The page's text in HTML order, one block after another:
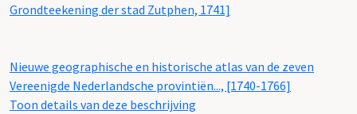
Grondteekening der stad Zutphen, 1741]
Nieuwe geographische en historische atlas van de zeven
Vereenigde Nederlandsche provintiën..., [1740-1766]
Toon details van deze beschrijving